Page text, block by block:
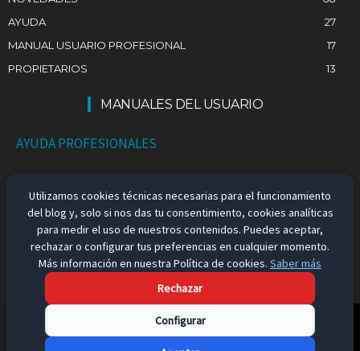
AYUDA
27
MANUAL USUARIO PROFESIONAL
17
PROPIETARIOS
13
MANUALES DEL USUARIO
AYUDA PROFESIONALES
EMPLEO EN ESPAÑA
Aviso Legal
Utilizamos cookies técnicas necesarias para el funcionamiento
del blog y, solo si nos das tu consentimiento, cookies analíticas
para medir el uso de nuestros contenidos. Puedes aceptar,
rechazar o configurar tus preferencias en cualquier momento.
Más información en nuestra Política de cookies. Saber más
Rechazar
Configurar